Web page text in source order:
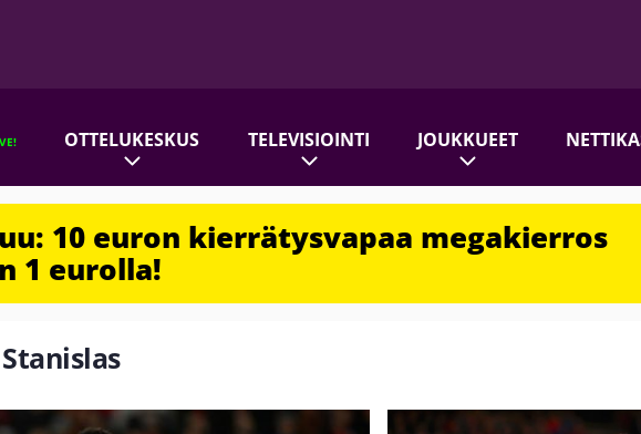
OTTELUKESKUS TELEVISIOINTI JOUKKUEET
10 euron kierrätysvapaa megakierros
1 eurolla!